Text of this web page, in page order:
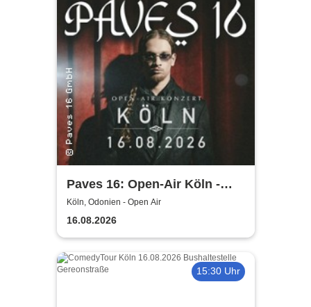
Paves 16: Open-Air Köln -
Album Release Konzert
Köln, Odonien - Open Air
16.08.2026
15:30 Uhr